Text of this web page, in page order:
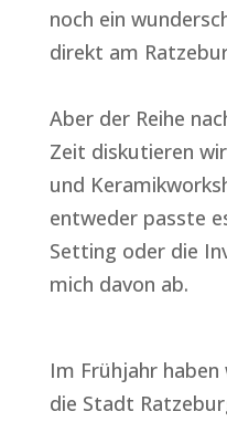
noch ein
direkt am
Aber der Reihe
Zeit diskutieren
und
entweder passte
Setting oder die
mich davon ab.
Im Frühjahr
die Stadt